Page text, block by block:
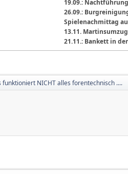
19.09.:
26.09.:
Spielenachmittag
13.11.
21.11.: Bankett in
funktioniert NICHT alles forentechnisch ....